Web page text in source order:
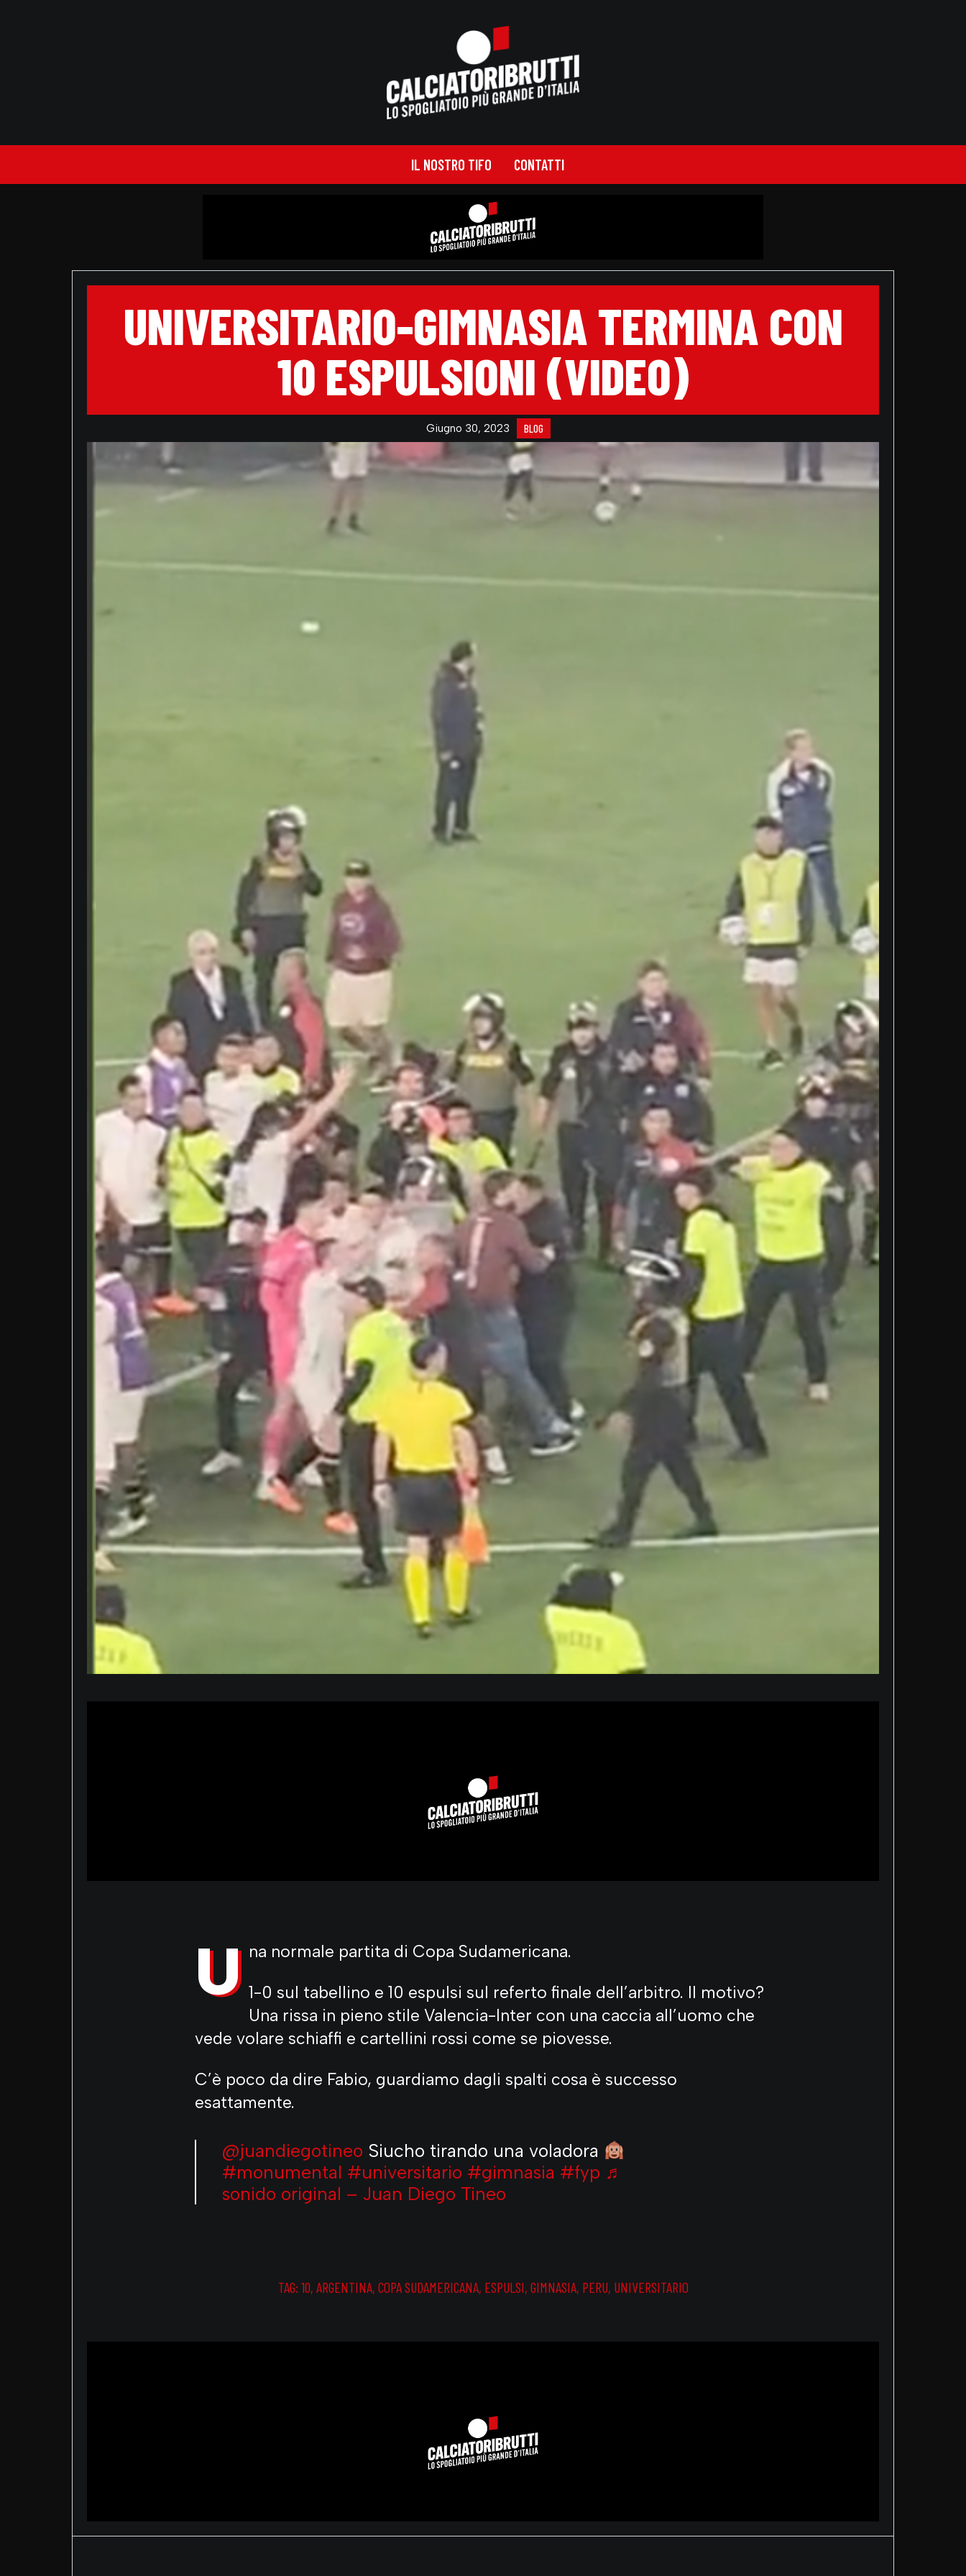
IL NOSTRO TIFO CONTATTI
UNIVERSITARIO-GIMNASIA TERMINA CON
10 ESPULSIONI (VIDEO)
Giugno 30, 2023 BLOG
U na normale partita di Copa Sudamericana.
1-0 sul tabellino e 10 espulsi sul referto finale dell’arbitro. Il motivo?
Una rissa in pieno stile Valencia-Inter con una caccia all’uomo che
vede volare schiaffi e cartellini rossi come se piovesse.
C’è poco da dire Fabio, guardiamo dagli spalti cosa è successo
esattamente.
@juandiegotineo Siucho tirando una voladora
#monumental #universitario #gimnasia #fyp ♬
sonido original – Juan Diego Tineo
TAG: 10, ARGENTINA, COPA SUDAMERICANA, ESPULSI, GIMNASIA, PERU, UNIVERSITARIO